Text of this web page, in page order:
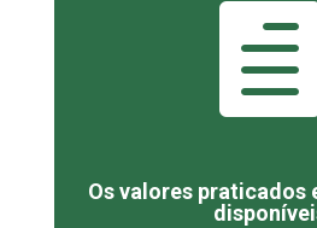

Os valores praticados